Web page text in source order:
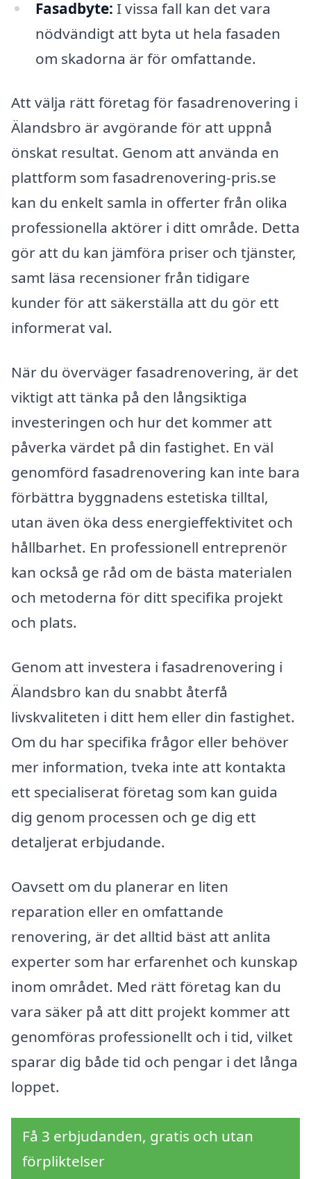
Fasadbyte: I vissa fall kan det vara
nödvändigt att byta ut hela fasaden
om skadorna är för omfattande.
Att välja rätt företag för fasadrenovering i
Älandsbro är avgörande för att uppnå
önskat resultat. Genom att använda en
plattform som fasadrenovering-pris.se
kan du enkelt samla in offerter från olika
professionella aktörer i ditt område. Detta
gör att du kan jämföra priser och tjänster,
samt läsa recensioner från tidigare
kunder för att säkerställa att du gör ett
informerat val.
När du överväger fasadrenovering, är det
viktigt att tänka på den långsiktiga
investeringen och hur det kommer att
påverka värdet på din fastighet. En väl
genomförd fasadrenovering kan inte bara
förbättra byggnadens estetiska tilltal,
utan även öka dess energi­effektivitet och
hållbarhet. En professionell entreprenör
kan också ge råd om de bästa materialen
och metoderna för ditt specifika projekt
och plats.
Genom att investera i fasadrenovering i
Älandsbro kan du snabbt återfå
livskvaliteten i ditt hem eller din fastighet.
Om du har specifika frågor eller behöver
mer information, tveka inte att kontakta
ett specialiserat företag som kan guida
dig genom processen och ge dig ett
detaljerat erbjudande.
Oavsett om du planerar en liten
reparation eller en omfattande
renovering, är det alltid bäst att anlita
experter som har erfarenhet och kunskap
inom området. Med rätt företag kan du
vara säker på att ditt projekt kommer att
genomföras professionellt och i tid, vilket
sparar dig både tid och pengar i det långa
loppet.
Få 3 erbjudanden, gratis och utan
förpliktelser